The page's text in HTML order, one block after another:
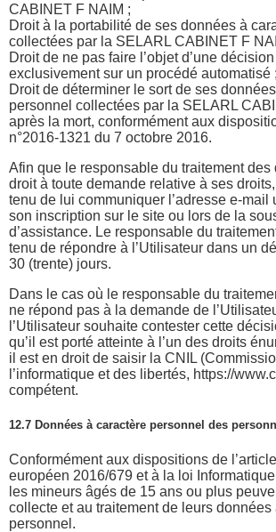
CABINET F NAIM ;
Droit à la portabilité de ses données à
collectées par la SELARL CABINET F
Droit de ne pas faire l’objet d’une
exclusivement sur un procédé automatisé ;
Droit de déterminer le sort de ses
personnel collectées par la SELARL
après la mort, conformément aux
n°2016-1321 du 7 octobre 2016.
Afin que le responsable du traitement des
droit à toute demande relative à ses
tenu de lui communiquer l’adresse e-mail
son inscription sur le site ou lors de la
d’assistance. Le responsable du
tenu de répondre à l’Utilisateur dans un
30 (trente) jours.
Dans le cas où le responsable du
ne répond pas à la demande de
l’Utilisateur souhaite contester cette
qu’il est porté atteinte à l’un des droits
il est en droit de saisir la CNIL
l’informatique et des libertés, https://
compétent.
12.7 Données à caractère personnel des
Conformément aux dispositions de
européen 2016/679 et à la loi
les mineurs âgés de 15 ans ou plus
collecte et au traitement de leurs données
personnel.